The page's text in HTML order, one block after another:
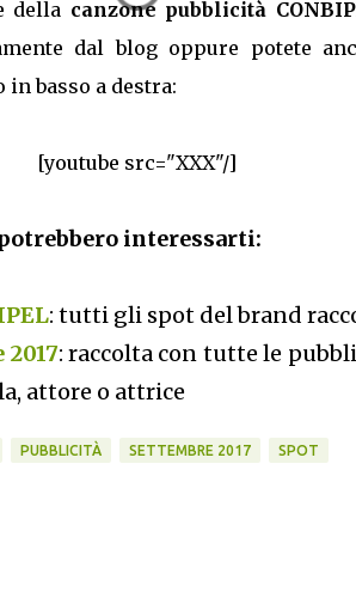
della canzone pubblicità
dal blog oppure potete
basso a destra:
[youtube src="XXX"/]
interessarti:
: tutti gli spot del brand
: raccolta con tutte le
attore o attrice
PUBBLICITÀ SETTEMBRE 2017 SPOT